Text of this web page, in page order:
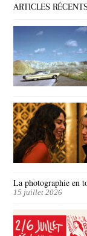
ARTICLES
La photographie en
15 juillet 2026